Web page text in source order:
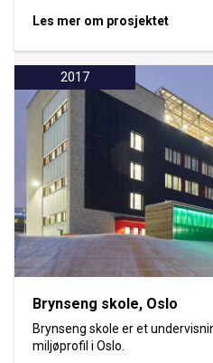
Les mer om prosjektet
2017
Brynseng skole, Oslo
Brynseng skole er et
miljøprofil i Oslo.